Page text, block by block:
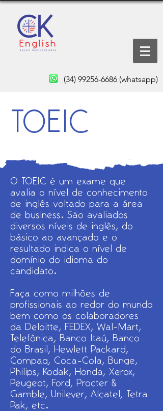
(34) 99256-6686 (whatsapp)
TOEIC
O TOEIC é um exame que
avalia o nível de conhecimento
de inglês voltado para a área
de business. São avaliados
diversos níveis de inglês, do
básico ao avançado e o
resultado indica o nível de
domínio do idioma do
candidato.
Faça como milhões de
profissionais ao redor do mundo
bem como os colaboradores
da Deloitte, FEDEX, Wal-Mart,
Telefônica, Banco Itaú, Banco
do Brasil, Hewlett Packard,
Compaq, Coca-Cola, Bunge,
Philips, Kodak, Honda, Xerox,
Peugeot, Ford, Procter &
Gamble, Unilever, Alcatel, Tetra
Pak, etc.